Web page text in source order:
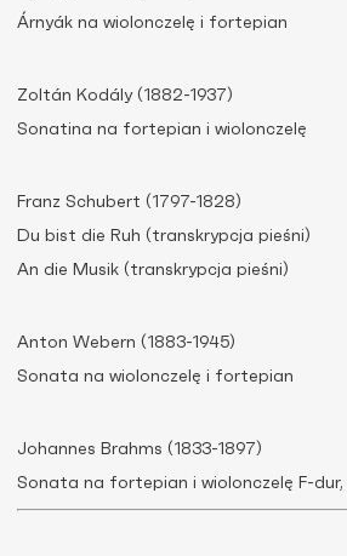
Árnyák na wiolonczelę i fortepian
Zoltán Kodály (1882-1937)
Sonatina na fortepian i wiolonczelę
Franz Schubert (1797-1828)
Du bist die Ruh (transkrypcja pieśni)
An die Musik (transkrypcja pieśni)
Anton Webern (1883-1945)
Sonata na wiolonczelę i fortepian
Johannes Brahms (1833-1897)
Sonata na fortepian i wiolonczelę F-dur,